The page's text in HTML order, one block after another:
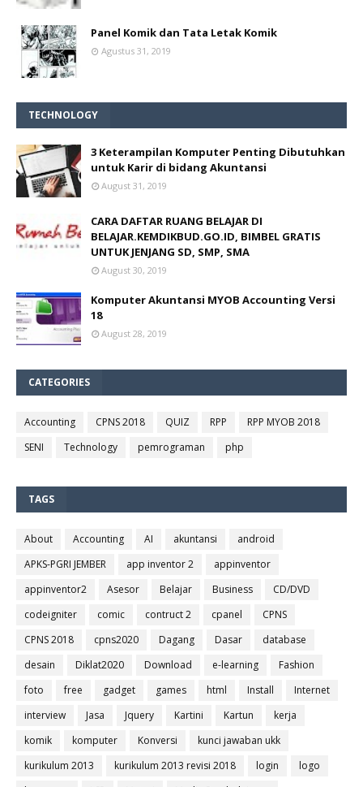
Panel Komik dan Tata Letak Komik
Agustus 31, 2019
TECHNOLOGY
3 Keterampilan Komputer Penting Dibutuhkan
untuk Karir di bidang Akuntansi
August 31, 2019
CARA DAFTAR RUANG BELAJAR DI
BELAJAR.KEMDIKBUD.GO.ID, BIMBEL GRATIS
UNTUK JENJANG SD, SMP, SMA
August 30, 2019
Komputer Akuntansi MYOB Accounting Versi
18
August 28, 2019
CATEGORIES
Accounting CPNS 2018 QUIZ RPP
RPP MYOB 2018
SENI
Technology pemrograman php
TAGS
About Accounting AI akuntansi
android
APKS-PGRI JEMBER
app inventor 2
appinventor
appinventor2
Asesor Belajar Business
CD/DVD
codeigniter
comic contruct 2 cpanel
CPNS
CPNS 2018
cpns2020 Dagang Dasar
database
desain
Diklat2020 Download e-learning
Fashion
foto
free gadget games html Install
Internet
interview
Jasa Jquery Kartini Kartun
kerja
komik
komputer Konversi
kunci jawaban ukk
kurikulum 2013
kurikulum 2013 revisi 2018 login
logo